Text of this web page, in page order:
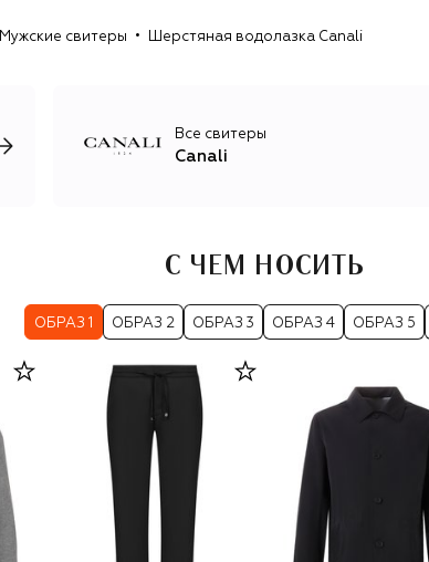
кожаными ремнями и обувью в стиле smart casual.
Мужские свитеры Шерстяная водолазка Canali
Все свитеры
Canali
С ЧЕМ НОСИТЬ
ОБРАЗ 1 ОБРАЗ 2 ОБРАЗ 3 ОБРАЗ 4 ОБРАЗ 5